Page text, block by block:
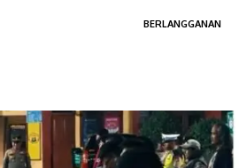
BERLANGGANAN